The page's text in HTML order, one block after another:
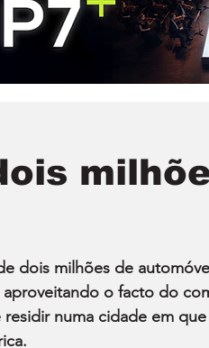
dois milhões de
o facto do
numa cidade em